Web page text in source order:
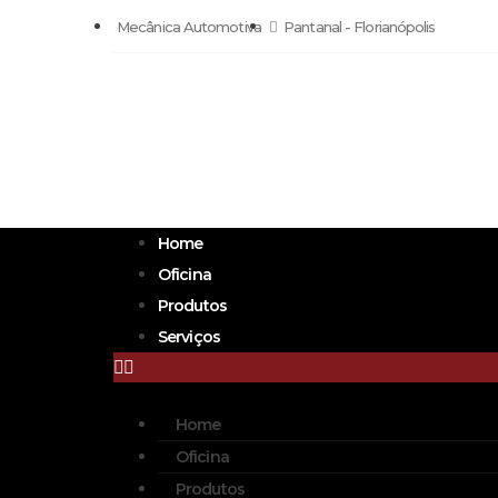
Mecânica Automotiva Pantanal - Florianópolis
Home
Oficina
Produtos
Serviços
Home
Oficina
Produtos